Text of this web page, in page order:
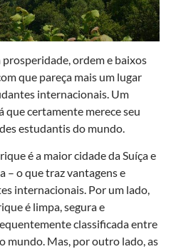
ordem e baixos
que pareça mais um lugar
internacionais. Um
que certamente merece seu
estudantis do mundo.
é a maior cidade da Suíça e
– o que traz vantagens e
internacionais. Por um lado,
é limpa, segura e
classificada entre
mundo. Mas, por outro lado, as